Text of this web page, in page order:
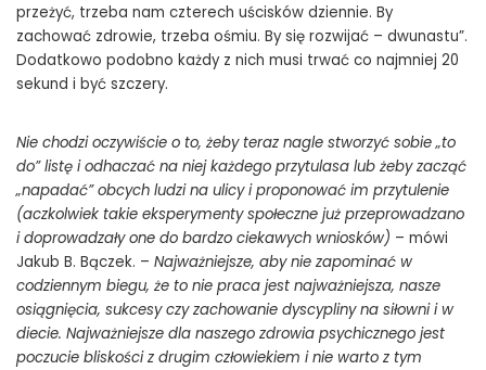
przeżyć, trzeba nam czterech uścisków dziennie. By
zachować zdrowie, trzeba ośmiu. By się rozwijać – dwunastu”.
Dodatkowo podobno każdy z nich musi trwać co najmniej 20
sekund i być szczery.
Nie chodzi oczywiście o to, żeby teraz nagle stworzyć sobie „to
do” listę i odhaczać na niej każdego przytulasa lub żeby zacząć
„napadać” obcych ludzi na ulicy i proponować im przytulenie
(aczkolwiek takie eksperymenty społeczne już przeprowadzano
i doprowadzały one do bardzo ciekawych wniosków) – mówi
Jakub B. Bączek. – Najważniejsze, aby nie zapominać w
codziennym biegu, że to nie praca jest najważniejsza, nasze
osiągnięcia, sukcesy czy zachowanie dyscypliny na siłowni i w
diecie. Najważniejsze dla naszego zdrowia psychicznego jest
poczucie bliskości z drugim człowiekiem i nie warto z tym